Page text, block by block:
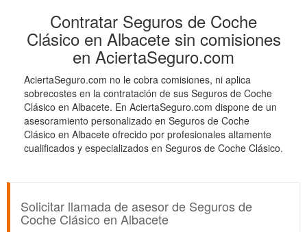
Contratar Seguros de Coche
Clásico en Albacete sin comisiones
en AciertaSeguro.com
AciertaSeguro.com no le cobra comisiones, ni aplica
sobrecostes en la contratación de sus Seguros de Coche
Clásico en Albacete. En AciertaSeguro.com dispone de un
asesoramiento personalizado en Seguros de Coche
Clásico en Albacete ofrecido por profesionales altamente
cualificados y especializados en Seguros de Coche Clásico.
Solicitar llamada de asesor de Seguros de
Coche Clásico en Albacete